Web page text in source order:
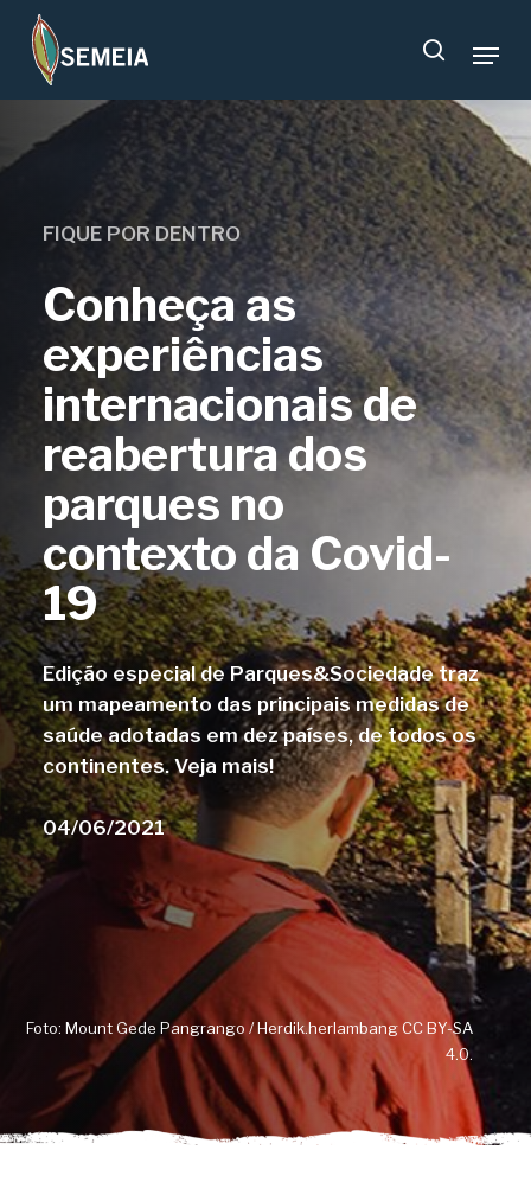
Skip
main
content
Menu
FIQUE POR DENTRO
Conheça as
experiências
internacionais de
reabertura dos
parques no
contexto da Covid-
19
Edição especial de Parques&Sociedade traz
um mapeamento das principais medidas de
saúde adotadas em dez países, de todos os
continentes. Veja mais!
04/06/2021
Foto: Mount Gede Pangrango / Herdik.herlambang CC BY-SA
4.0.